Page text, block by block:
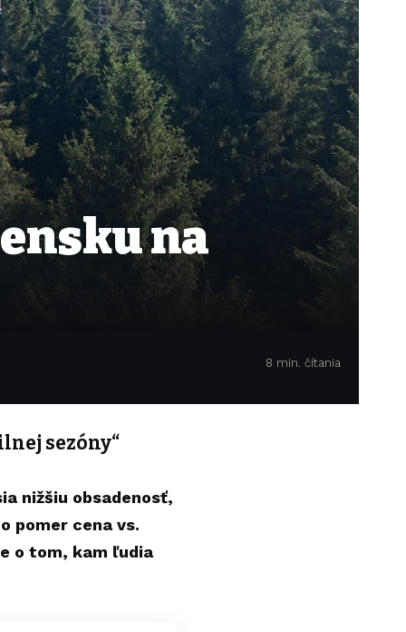
na
8 min. čítania
sezóny“
nižšiu obsadenosť,
pomer cena vs.
o tom, kam ľudia